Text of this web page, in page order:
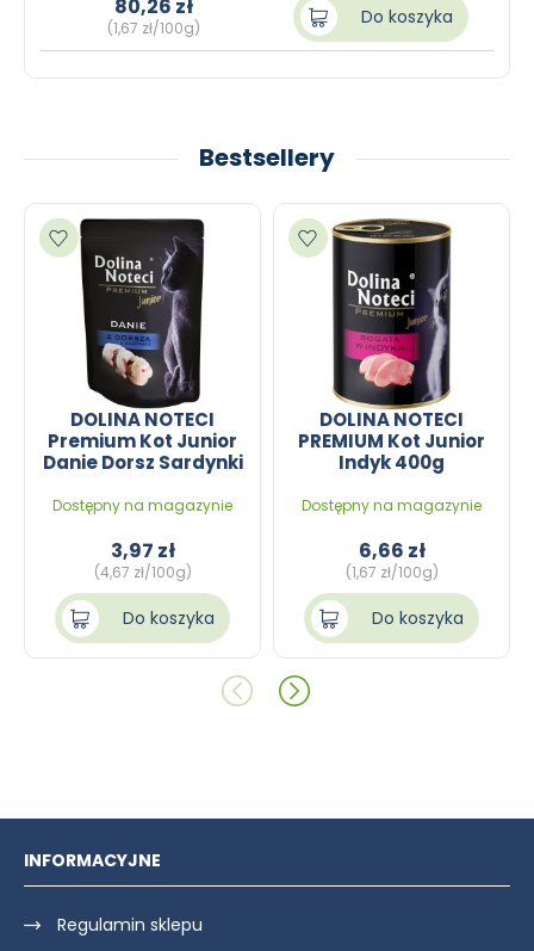
80,26 zł
(1,67 zł/100g) Do koszyka
Bestsellery
Dodaj do ulubionych
DOLINA NOTECI
Premium Kot Junior
Danie Dorsz Sardynki
Dostępny na magazynie
3,97 zł
(4,67 zł/100g)
Do koszyka
Dodaj do ulubionych
DOLINA NOTECI
PREMIUM Kot Junior
Indyk 400g
Dostępny na magazynie
6,66 zł
(1,67 zł/100g)
Do koszyka
INFORMACYJNE
Regulamin sklepu